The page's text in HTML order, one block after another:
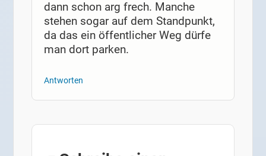
dann schon arg frech. Manche
stehen sogar auf dem Standpunkt,
da das ein öffentlicher Weg dürfe
man dort parken.
Antworten